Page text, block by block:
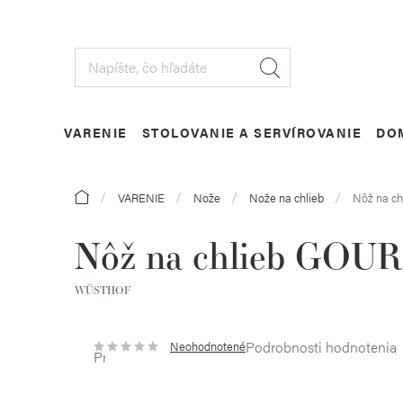
VARENIE STOLOVANIE A SERVÍROVANIE
DomovVARENIE Nože Nože na chlieb Nôž na
Nôž na chlieb
WÜSTHOF
Priemerné
hodnotenie
NeohodnotenéPodrobnosti hodnotenia